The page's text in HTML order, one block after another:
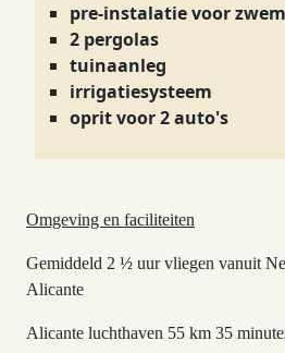
pre-instalatie voor
2 pergolas
tuinaanleg
irrigatiesysteem
oprit voor 2 auto's
Omgeving en faciliteiten
Gemiddeld 2 ½ uur vliegen vanuit
Alicante
Alicante luchthaven 55 km 35